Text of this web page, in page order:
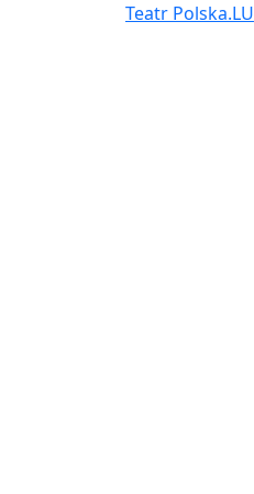
Teatr Polska.LU